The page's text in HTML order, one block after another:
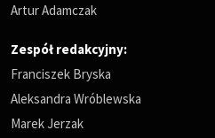
Artur Adamczak
Zespół redakcyjny:
Franciszek Bryska
Aleksandra Wróblewska
Marek Jerzak